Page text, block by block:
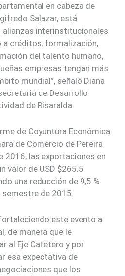
en cabeza de
Salazar, está
interinstitucionales
a créditos, formalización,
del talento humano,
empresas tengan más
mundial”, señaló Diana
de Desarrollo
de Risaralda.
de Coyuntura Económica
de Comercio de Pereira
2016, las exportaciones en
valor de USD $265.5
una reducción de 9,5 %
de 2015.
este evento a
de manera que le
al Eje Cafetero y por
esa expectativa de
que los